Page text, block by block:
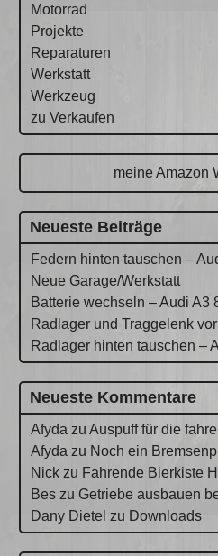
Motorrad
Projekte
Reparaturen
Werkstatt
Werkzeug
zu Verkaufen
meine Amazon
Neueste Beiträge
Federn hinten tauschen –
Neue Garage/Werkstatt
Batterie wechseln – Audi A3
Radlager und Traggelenk
Radlager hinten tauschen –
Neueste Kommentare
Afyda zuAuspuff für die
Afyda zu Noch ein
Nick zu Fahrende Bierkiste
Bes zuGetriebe ausbauen
Dany Dietel zu Downloads